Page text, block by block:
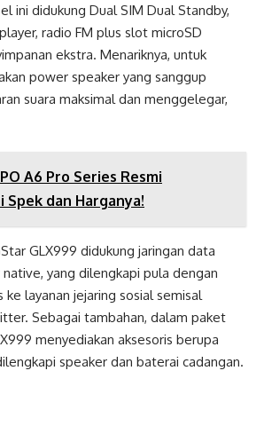
ini didukung Dual SIM Dual Standby,
radio FM plus slot microSD
ekstra. Menariknya, untuk
power speaker yang sanggup
suara maksimal dan menggelegar,
A6 Pro Series Resmi
Spek dan Harganya!
GLX999 didukung jaringan data
yang dilengkapi pula dengan
ke layanan jejaring sosial semisal
Sebagai tambahan, dalam paket
menyediakan aksesoris berupa
speaker dan baterai cadangan.